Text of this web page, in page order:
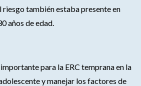
riesgo también estaba presente en
años de edad.
para la ERC temprana en la
y manejar los factores de